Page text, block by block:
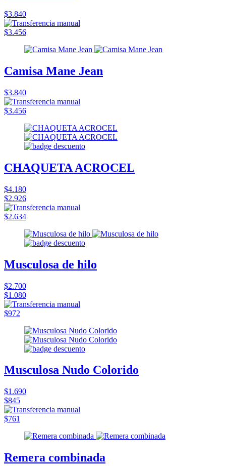
$3.840
$3.456
Camisa Mane Jean
$3.840
$3.456
CHAQUETA ACROCEL
$4.180
$2.926
$2.634
Musculosa de hilo
$2.700
$1.080
$972
Musculosa Nudo Colorido
$1.690
$845
$761
Remera combinada